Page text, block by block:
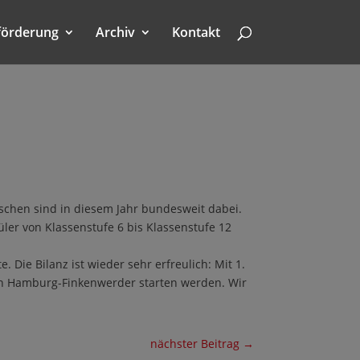
Archiv Kontakt
sind in diesem Jahr bundesweit dabei.
von Klassenstufe 6 bis Klassenstufe 12
Die Bilanz ist wieder sehr erfreulich: Mit 1.
Hamburg-Finkenwerder starten werden. Wir
nächster Beitrag →